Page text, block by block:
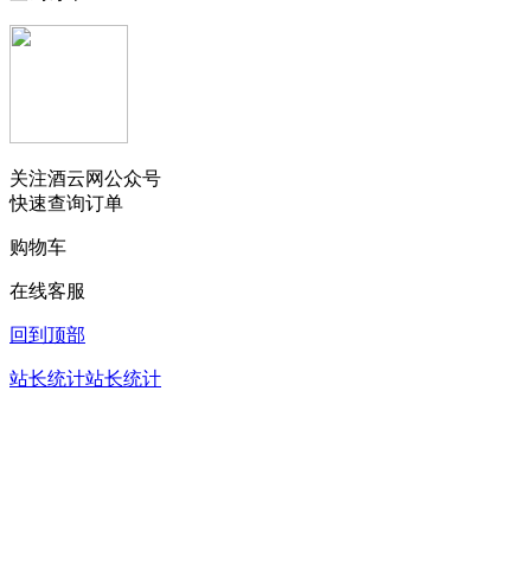
关注酒云网公众号
快速查询订单
购物车
在线客服
回到顶部
站长统计站长统计